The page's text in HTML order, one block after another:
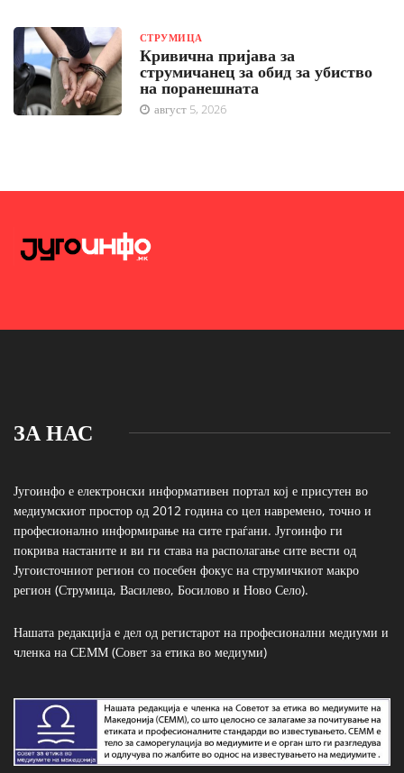
СТРУМИЦА
Кривична пријава за
струмичанец за обид за убиство
на поранешната
август 5, 2026
ЗА НАС
Југоинфо е електронски информативен портал кој е присутен во
медиумскиот простор од 2012 година со цел навремено, точно и
професионално информирање на сите граѓани. Југоинфо ги
покрива настаните и ви ги става на располагање сите вести од
Југоисточниот регион со посебен фокус на струмичкиот макро
регион (Струмица, Василево, Босилово и Ново Село).
Нашата редакција е дел од регистарот на професионални медиуми и
членка на СЕММ (Совет за етика во медиуми)